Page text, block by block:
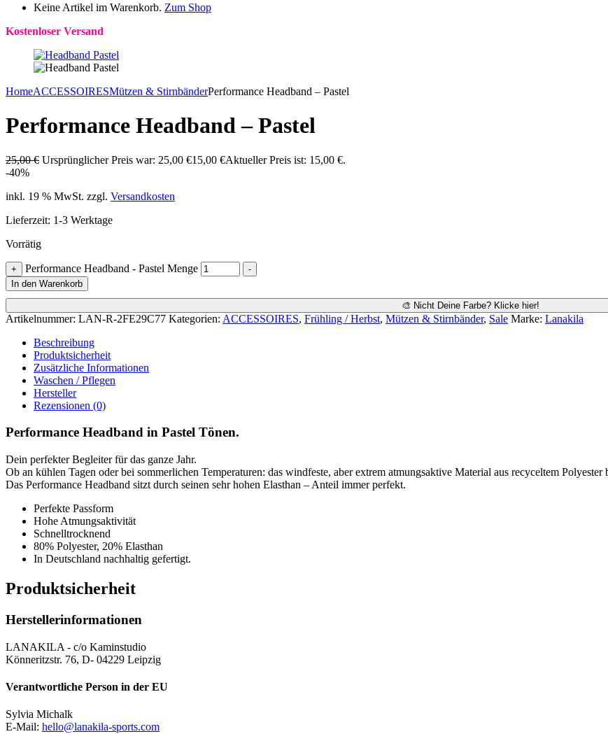
Keine Artikel im Warenkorb. Zum Shop
Kostenloser Versand
HomeACCESSOIRESMützen & StirnbänderPerformance Headband – Pastel
Performance Headband – Pastel
25,00€ Ursprünglicher Preis war: 25,00 €15,00 €Aktueller Preis ist: 15,00 €.
-40%
inkl. 19 % MwSt. zzgl. Versandkosten
Lieferzeit: 1-3 Werktage
Vorrätig
+ Performance Headband - Pastel Menge
-
In den Warenkorb
🎨 Nicht Deine Farbe? Klicke hier!
Artikelnummer: LAN-R-2FE29C77 Kategorien: ACCESSOIRES, Frühling / Herbst, Mützen & Stirnbänder, Sale Marke: Lanakila
Beschreibung
Produktsicherheit
Zusätzliche Informationen
Waschen / Pflegen
Hersteller
Rezensionen (0)
Performance Headband in Pastel Tönen.
Dein perfekter Begleiter für das ganze Jahr.
Ob an kühlen Tagen oder bei sommerlichen Temperaturen: das windfeste, aber extrem atmungsaktive Material aus recyceltem
Das Performance Headband sitzt durch seinen sehr hohen Elasthan – Anteil immer perfekt.
Perfekte Passform
Hohe Atmungsaktivität
Schnelltrocknend
80% Polyester, 20% Elasthan
In Deutschland nachhaltig gefertigt.
Produktsicherheit
Herstellerinformationen
LANAKILA - c/o Kaminstudio
Könneritzstr. 76, D- 04229 Leipzig
Verantwortliche Person in der EU
Sylvia Michalk
E-Mail: hello@lanakila-sports.com